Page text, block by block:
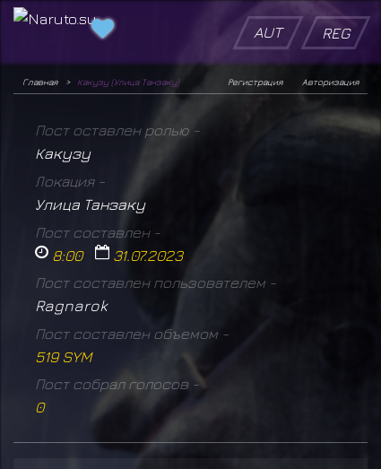
AUT REG
Главная Какузу (Улица Танзаку) Авторизация
Регистрация
Пост оставлен ролью -
Какузу
Локация -
Улица Танзаку
Пост составлен -
8:00 31.07.2023
Пост составлен пользователем -
Ragnarok
Пост составлен объемом -
519 SYM
Пост собрал голосов -
0